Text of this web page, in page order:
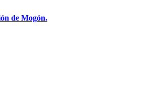
de Mogón.